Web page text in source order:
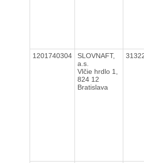
1201740304
SLOVNAFT,
a.s.
Vlčie hrdlo 1,
824 12
Bratislava